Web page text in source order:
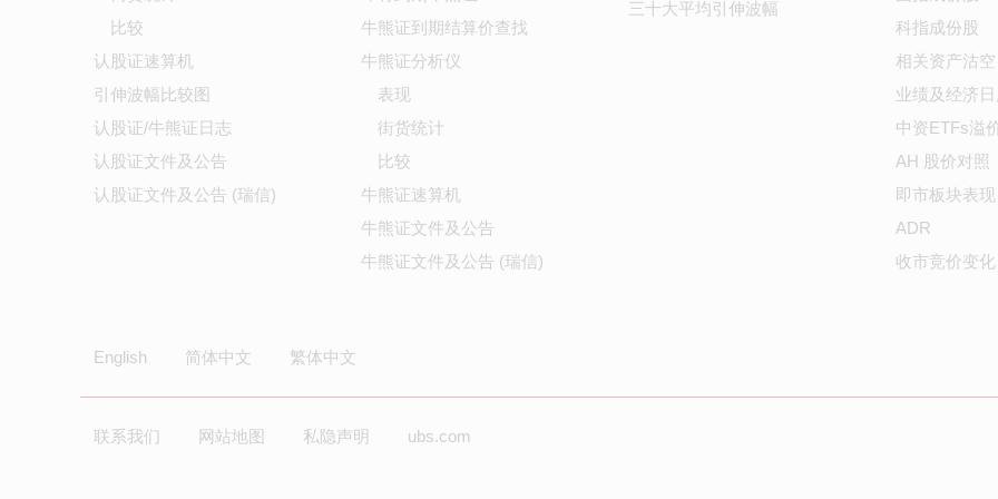
比较
认股证速算机
引伸波幅比较图
认股证/牛熊证日志
认股证文件及公告
认股证文件及公告 (瑞信)
牛熊证到期结算价查找
牛熊证分析仪
表现
街货统计
比较
牛熊证速算机
牛熊证文件及公告
牛熊证文件及公告 (瑞信)
三十大平均引伸波幅
科指成份股
相关资产沽空
业绩及经济
中资ETFs溢
AH 股价对照
即市板块表现
ADR
收市竞价变化
English 简体中文 繁体中文
联系我们 网站地图 私隐声明 ubs.com